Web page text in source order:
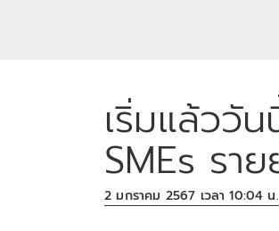
เริ่มแล้ววั
SMEs รา
2 มกราคม 2567 เวลา 10:04 น.